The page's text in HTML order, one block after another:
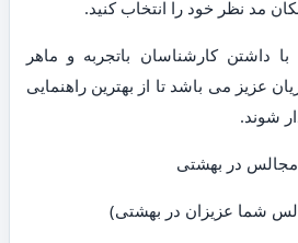
مد نظر خود را انتخاب کنید.
داشتن کارشناسان باتجربه و ماهر
عزیز می باشد تا از بهترین راهنمایی
شوند.
در بهشتی
شما عزیزان در بهشتی)